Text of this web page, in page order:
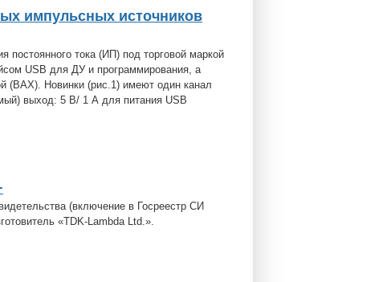
импульсных источников
постоянного тока (ИП) под торговой маркой
USB для ДУ и программирования, а
(ВАХ). Новинки (рис.1) имеют один канал
выход: 5 В/ 1 А для питания USB
(включение в Госреестр СИ
«TDK-Lambda Ltd.».